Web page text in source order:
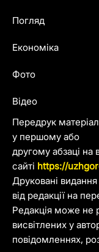
Передрук
у першому або
другому абзаці на
сайті https://
Друковані
від редакції на
Редакція може не
висвітлених у
повідомленнях,
Погляд
Економіка
Фото
Відео